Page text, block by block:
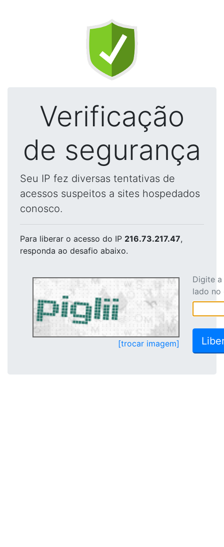
Verificação
de segurança
Seu IP fez diversas tentativas de
acessos suspeitos a sites hospedados
conosco.
Para liberar o acesso do IP 216.73.217.47,
responda ao desafio abaixo.
[trocar imagem]
Digite
lado no